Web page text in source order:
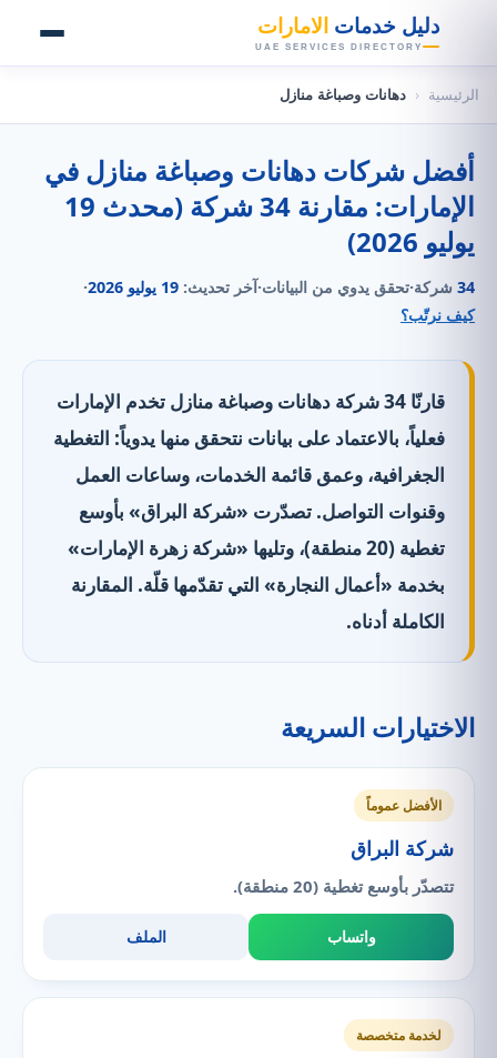
دليل خدمات الامارات
UAE SERVICES DIRECTORY
الرئيسية ‹ دهانات وصباغة منازل
أفضل شركات دهانات وصباغة منازل في
الإمارات: مقارنة 34 شركة (محدث 19
يوليو 2026)
34 شركة·تحقق يدوي من البيانات·آخر تحديث: 19 يوليو 2026
·
كيف نرتّب؟
قارنّا 34 شركة دهانات وصباغة منازل تخدم الإمارات
فعلياً، بالاعتماد على بيانات نتحقق منها يدوياً: التغطية
الجغرافية، وعمق قائمة الخدمات، وساعات العمل
وقنوات التواصل. تصدّرت «شركة البراق» بأوسع
تغطية (20 منطقة)، وتليها «شركة زهرة الإمارات»
بخدمة «أعمال النجارة» التي تقدّمها قلّة. المقارنة
الكاملة أدناه.
الاختيارات السريعة
الأفضل عموماً
شركة البراق
تتصدّر بأوسع تغطية (20 منطقة).
واتساب الملف
لخدمة متخصصة